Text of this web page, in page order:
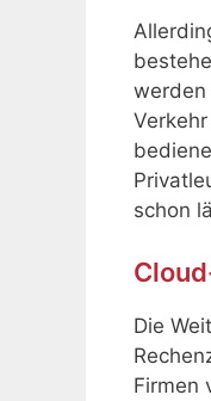
werden
schon
Die
Firmen